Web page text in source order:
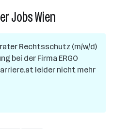
JobsWien
in
Wien
Rechtsschutz (m/w/d)
bei der Firma ERGO
leider nicht mehr